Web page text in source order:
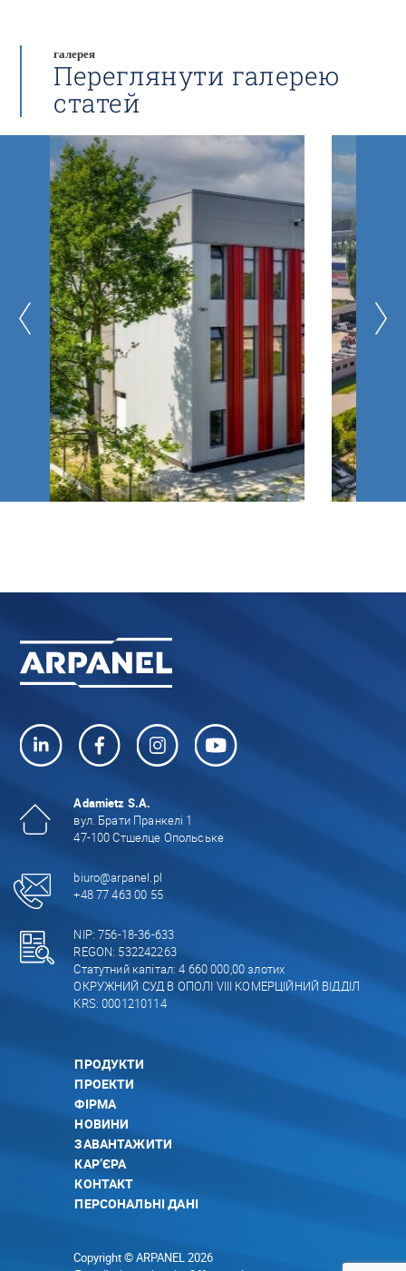
галерея
Переглянути галерею
статей
Adamietz S.A.
вул. Брати Пранкелі 1
47-100 Стшелце Опольське
biuro@arpanel.pl
+48 77 463 00 55
NIP: 756-18-36-633
REGON: 532242263
Статутний капітал: 4 660 000,00 злотих
ОКРУЖНИЙ СУД В ОПОЛІ VIII КОМЕРЦІЙНИЙ ВІДДІЛ
KRS: 0001210114
ПРОДУКТИ
ПРОЕКТИ
ФІРМА
НОВИНИ
ЗАВАНТАЖИТИ
КАР’ЄРА
КОНТАКТ
ПЕРСОНАЛЬНІ ДАНІ
Copyright © ARPANEL 2026